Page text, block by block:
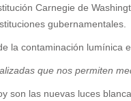
Carnegie de
gubernamentales.
la contaminación lumínica
que nos permiten
son las nuevas luces